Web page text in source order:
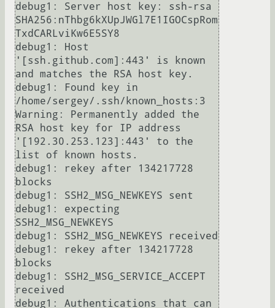
debug1: Server host key: ssh-rsa
SHA256:nThbg6kXUpJWGl7E1IGOCspRom
TxdCARLviKw6E5SY8
debug1: Host
'[ssh.github.com]:443' is known
and matches the RSA host key.
debug1: Found key in
/home/sergey/.ssh/known_hosts:3
Warning: Permanently added the
RSA host key for IP address
'[192.30.253.123]:443' to the
list of known hosts.
debug1: rekey after 134217728
blocks
debug1: SSH2_MSG_NEWKEYS sent
debug1: expecting
SSH2_MSG_NEWKEYS
debug1: SSH2_MSG_NEWKEYS received
debug1: rekey after 134217728
blocks
debug1: SSH2_MSG_SERVICE_ACCEPT
received
debug1: Authentications that can